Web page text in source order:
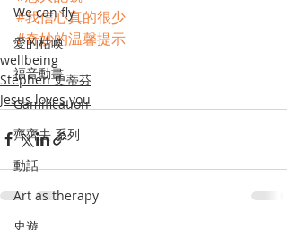
We can fly
愛的枯喚
福音動畫
Gamification
齊齊去 系列
動話
Art as therapy
史遊
#我信心真的很少
#奇妙的温馨提示
wellbeing
Stephen 史蒂芬
Jesus loves you